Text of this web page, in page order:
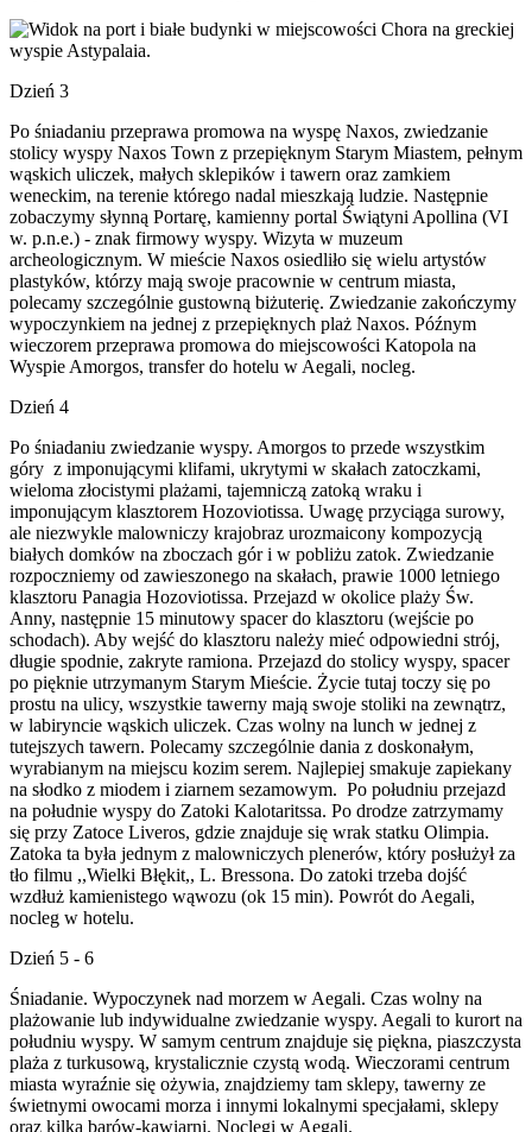
Dzień 3
Po śniadaniu przeprawa promowa na wyspę Naxos, zwiedzanie
stolicy wyspy Naxos Town z przepięknym Starym Miastem, pełnym
wąskich uliczek, małych sklepików i tawern oraz zamkiem
weneckim, na terenie którego nadal mieszkają ludzie. Następnie
zobaczymy słynną Portarę, kamienny portal Świątyni Apollina (VI
w. p.n.e.) - znak firmowy wyspy. Wizyta w muzeum
archeologicznym. W mieście Naxos osiedliło się wielu artystów
plastyków, którzy mają swoje pracownie w centrum miasta,
polecamy szczególnie gustowną biżuterię. Zwiedzanie zakończymy
wypoczynkiem na jednej z przepięknych plaż Naxos. Późnym
wieczorem przeprawa promowa do miejscowości Katopola na
Wyspie Amorgos, transfer do hotelu w Aegali, nocleg.
Dzień 4
Po śniadaniu zwiedzanie wyspy. Amorgos to przede wszystkim
góry z imponującymi klifami, ukrytymi w skałach zatoczkami,
wieloma złocistymi plażami, tajemniczą zatoką wraku i
imponującym klasztorem Hozoviotissa. Uwagę przyciąga surowy,
ale niezwykle malowniczy krajobraz urozmaicony kompozycją
białych domków na zboczach gór i w pobliżu zatok. Zwiedzanie
rozpoczniemy od zawieszonego na skałach, prawie 1000 letniego
klasztoru Panagia Hozoviotissa. Przejazd w okolice plaży Św.
Anny, następnie 15 minutowy spacer do klasztoru (wejście po
schodach). Aby wejść do klasztoru należy mieć odpowiedni strój,
długie spodnie, zakryte ramiona. Przejazd do stolicy wyspy, spacer
po pięknie utrzymanym Starym Mieście. Życie tutaj toczy się po
prostu na ulicy, wszystkie tawerny mają swoje stoliki na zewnątrz,
w labiryncie wąskich uliczek. Czas wolny na lunch w jednej z
tutejszych tawern. Polecamy szczególnie dania z doskonałym,
wyrabianym na miejscu kozim serem. Najlepiej smakuje zapiekany
na słodko z miodem i ziarnem sezamowym. Po południu przejazd
na południe wyspy do Zatoki Kalotaritssa. Po drodze zatrzymamy
się przy Zatoce Liveros, gdzie znajduje się wrak statku Olimpia.
Zatoka ta była jednym z malowniczych plenerów, który posłużył za
tło filmu ,,Wielki Błękit,, L. Bressona. Do zatoki trzeba dojść
wzdłuż kamienistego wąwozu (ok 15 min). Powrót do Aegali,
nocleg w hotelu.
Dzień 5 - 6
Śniadanie. Wypoczynek nad morzem w Aegali. Czas wolny na
plażowanie lub indywidualne zwiedzanie wyspy. Aegali to kurort na
południu wyspy. W samym centrum znajduje się piękna, piaszczysta
plaża z turkusową, krystalicznie czystą wodą. Wieczorami centrum
miasta wyraźnie się ożywia, znajdziemy tam sklepy, tawerny ze
świetnymi owocami morza i innymi lokalnymi specjałami, sklepy
oraz kilka barów-kawiarni. Noclegi w Aegali.